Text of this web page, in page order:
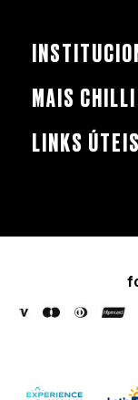
MAIS CHILLI
LINKS ÚTEIS